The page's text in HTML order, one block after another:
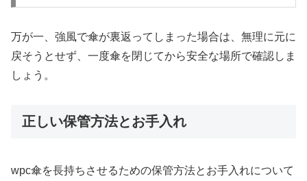
万が一、強風で傘が裏返ってしまった場合は、無理に元に
戻そうとせず、一度傘を閉じてから安全な場所で確認しま
しょう。
正しい保管方法とお手入れ
wpc傘を長持ちさせるための保管方法とお手入れについて